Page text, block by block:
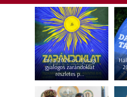
Íme a 2026-os ifjúsági
gyalogos zarándoklat
részletes p...